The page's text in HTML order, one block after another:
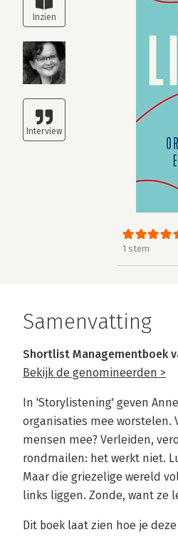
1 stem
Samenvatting
Shortlist Managementboek
Bekijk de genomineerden >
In 'Storylistening' geven
organisaties mee worstelen.
mensen mee? Verleiden,
rondmailen: het werkt niet.
Maar die griezelige wereld
links liggen. Zonde, want ze
Dit boek laat zien hoe je